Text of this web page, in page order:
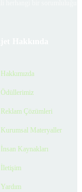
Hakkımızda
Ödüllerimiz
Reklam Çözümleri
Kurumsal Materyaller
İnsan Kaynakları
İletişim
Yardım